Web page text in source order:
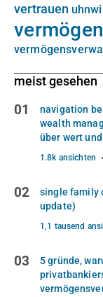
vertrauen uhnwi
meist gesehen
01
navigation
wealth
über wert
1.8k ansichten
02
single family
update)
1,1 tausend
03
5 gründe,